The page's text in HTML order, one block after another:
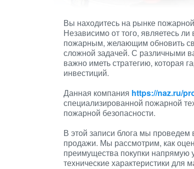
Вы находитесь на рынке
Независимо от того, являетесь
пожарным, желающим обновить
сложной задачей. С различными
важно иметь стратегию, которая
инвестиций.
Данная компания https://naz.ru/
специализированной пожарной
пожарной безопасности.
В этой записи блога мы
продажи. Мы рассмотрим, как
преимущества покупки напрямую
технические характеристики для